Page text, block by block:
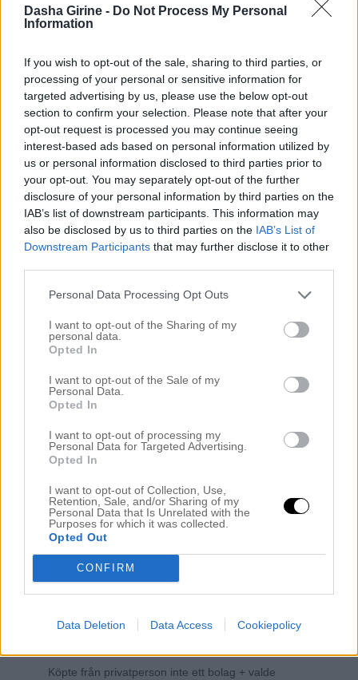
Dasha Girine - Do Not Process My Personal
Information
If you wish to opt-out of the sale, sharing to third parties, or
processing of your personal or sensitive information for
targeted advertising by us, please use the below opt-out
section to confirm your selection. Please note that after your
opt-out request is processed you may continue seeing
interest-based ads based on personal information utilized by
us or personal information disclosed to third parties prior to
your opt-out. You may separately opt-out of the further
disclosure of your personal information by third parties on the
IAB’s list of downstream participants. This information may
also be disclosed by us to third parties on the IAB’s List of
Downstream Participants that may further disclose it to other
Personal Data Processing Opt Outs
I want to opt-out of the Sharing of my
personal data.
Opted In
I want to opt-out of the Sale of my
Personal Data.
Opted In
I want to opt-out of processing my
Personal Data for Targeted Advertising.
Opted In
I want to opt-out of Collection, Use,
Retention, Sale, and/or Sharing of my
Personal Data that Is Unrelated with the
Purposes for which it was collected.
Opted Out
CONFIRM
Data Deletion Data Access Cookiepolicy
Cornelia
Älskar detta!! Så kul idé och så himla himla gulligt. Log
igenom hela videon :’)
Svara
Dasha Girine
november 30, 2017 kl. 4:03 e m
OH GULLE TACK <333
Svara
Johanna
november 30, 2017 kl. 8:51 f m
Alltså vilken härlig video, man blir ju så glad av att se er
Svara
Tina
Hur lyckades du få 2000 kr i frakt? Jättemånga så stora
nallar har gratis fakt (FREE Economy Shipping)och
kostar ca 500 kr…
Dasha Girine
Köpte från privatperson inte ett bolag + valde